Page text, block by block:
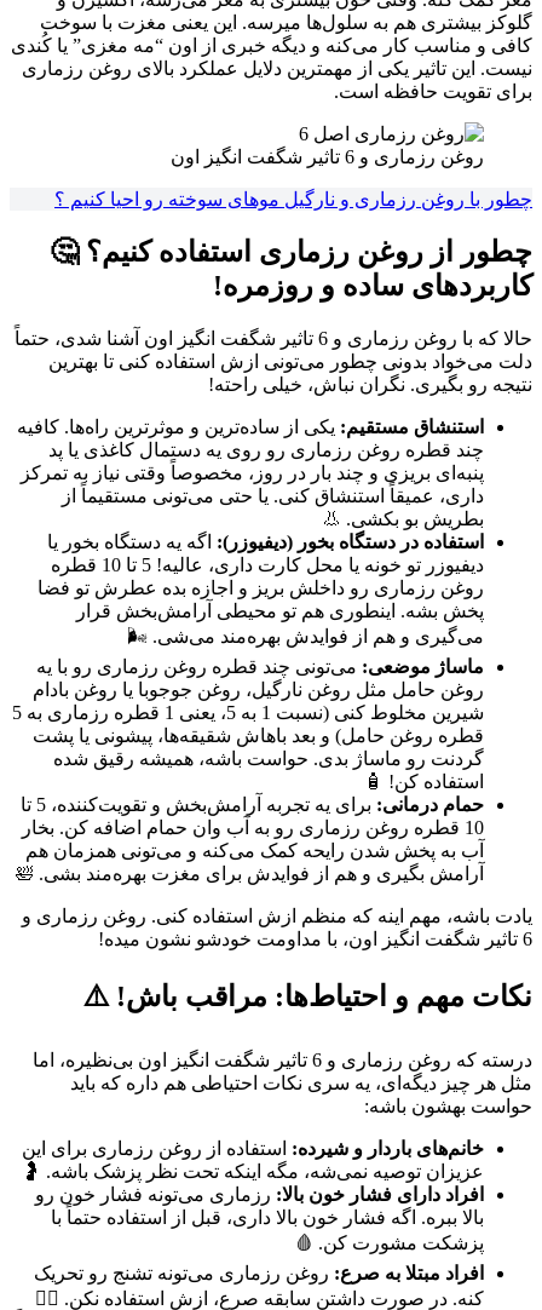
گلوکز بیشتری هم به سلول‌ها میرسه. این یعنی مغزت با سوخت
کافی و مناسب کار می‌کنه و دیگه خبری از اون “مه مغزی” یا کُندی
نیست. این تاثیر یکی از مهمترین دلایل عملکرد بالای روغن رزماری
برای تقویت حافظه است.
روغن رزماری و 6 تاثیر شگفت انگیز اون
چطور با روغن رزماری و نارگیل موهای سوخته رو احیا کنیم ؟
چطور از روغن رزماری استفاده کنیم؟ 🤔
کاربردهای ساده و روزمره!
حالا که با روغن رزماری و 6 تاثیر شگفت انگیز اون آشنا شدی، حتماً
دلت می‌خواد بدونی چطور می‌تونی ازش استفاده کنی تا بهترین
نتیجه رو بگیری. نگران نباش، خیلی راحته!
استنشاق مستقیم: یکی از ساده‌ترین و موثرترین راه‌ها. کافیه
چند قطره روغن رزماری رو روی یه دستمال کاغذی یا پد
پنبه‌ای بریزی و چند بار در روز، مخصوصاً وقتی نیاز به تمرکز
داری، عمیقاً استنشاق کنی. یا حتی می‌تونی مستقیماً از
بطریش بو بکشی. 👃
استفاده در دستگاه بخور (دیفیوزر): اگه یه دستگاه بخور یا
دیفیوزر تو خونه یا محل کارت داری، عالیه! 5 تا 10 قطره
روغن رزماری رو داخلش بریز و اجازه بده عطرش تو فضا
پخش بشه. اینطوری هم تو محیطی آرامش‌بخش قرار
می‌گیری و هم از فوایدش بهره‌مند می‌شی. 🌬️
ماساژ موضعی: می‌تونی چند قطره روغن رزماری رو با یه
روغن حامل مثل روغن نارگیل، روغن جوجوبا یا روغن بادام
شیرین مخلوط کنی (نسبت 1 به 5، یعنی 1 قطره رزماری به 5
قطره روغن حامل) و بعد باهاش شقیقه‌ها، پیشونی یا پشت
گردنت رو ماساژ بدی. حواست باشه، همیشه رقیق شده
استفاده کن! 🧴
حمام درمانی:
برای یه تجربه آرامش‌بخش و تقویت‌کننده، 5 تا
10 قطره روغن رزماری رو به آب وان حمام اضافه کن. بخار
آب به پخش شدن رایحه کمک می‌کنه و می‌تونی همزمان هم
آرامش بگیری و هم از فوایدش برای مغزت بهره‌مند بشی. 🛀
یادت باشه، مهم اینه که منظم ازش استفاده کنی. روغن رزماری و
6 تاثیر شگفت انگیز اون، با مداومت خودشو نشون میده!
نکات مهم و احتیاط‌ها: مراقب باش! ⚠️
درسته که روغن رزماری و 6 تاثیر شگفت انگیز اون بی‌نظیره، اما
مثل هر چیز دیگه‌ای، یه سری نکات احتیاطی هم داره که باید
حواست بهشون باشه:
خانم‌های باردار و شیرده: استفاده از روغن رزماری برای این
عزیزان توصیه نمی‌شه، مگه اینکه تحت نظر پزشک باشه. 🤰
افراد دارای فشار خون بالا: رزماری می‌تونه فشار خون رو
بالا ببره. اگه فشار خون بالا داری، قبل از استفاده حتماً با
پزشکت مشورت کن. 🩸
افراد مبتلا به صرع: روغن رزماری می‌تونه تشنج رو تحریک
کنه. در صورت داشتن سابقه صرع، ازش استفاده نکن. 🙅‍♀️